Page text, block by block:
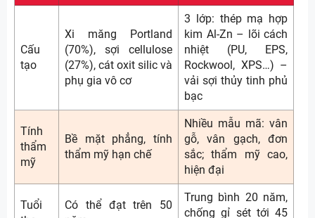
Cấu
tạo
Xi măng Portland
(70%), sợi cellulose
(27%), cát oxit silic và
phụ gia vô cơ
3 lớp: thép mạ hợp
kim Al-Zn – lõi cách
nhiệt (PU, EPS,
Rockwool, XPS…) –
vải sợi thủy tinh phủ
bạc
Tính
thẩm
mỹ
Bề mặt phẳng, tính
thẩm mỹ hạn chế
Nhiều mẫu mã: vân
gỗ, vân gạch, đơn
sắc; thẩm mỹ cao,
hiện đại
Tuổi
Có thể đạt trên 50
Trung bình 20 năm,
chống gỉ sét tới 45